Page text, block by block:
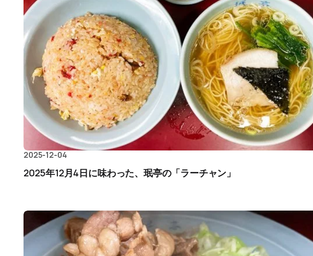
2025-12-04
2025年12月4日に味わった、珉亭の「ラーチャン」